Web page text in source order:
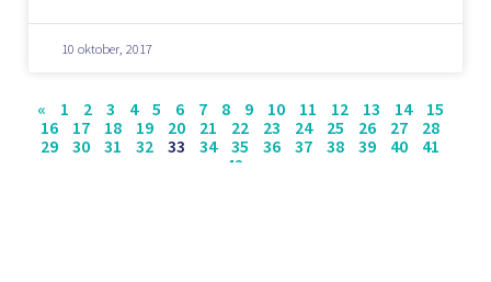
10 oktober, 2017
« 1 2 3 4 5 6 7 8 9 10 11 12 13 14
15
16
17 18 19 20 21 22 23 24 25 26 27
28
29
30 31 32 33 34 35 36 37 38 39 40
41
42